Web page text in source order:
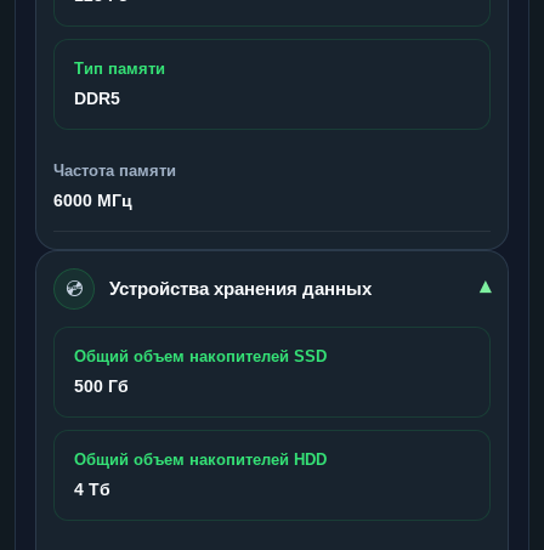
Тип памяти
DDR5
Частота памяти
6000 МГц
💿 Устройства хранения данных ▾
Общий объем накопителей SSD
500 Гб
Общий объем накопителей HDD
4 Тб